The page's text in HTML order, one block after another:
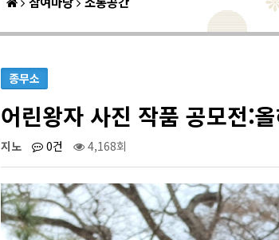
종무소
어린왕자 사진 작품 공모전:
지노 0건 4,168회